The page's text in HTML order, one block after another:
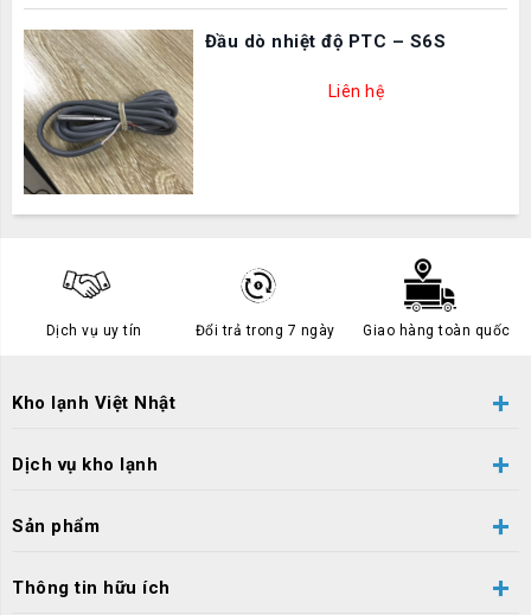
Đầu dò nhiệt độ PTC – S6S
Liên hệ
Dịch vụ uy tín Đổi trả trong 7 ngày Giao hàng toàn quốc
Kho lạnh Việt Nhật
Dịch vụ kho lạnh
Sản phẩm
Thông tin hữu ích